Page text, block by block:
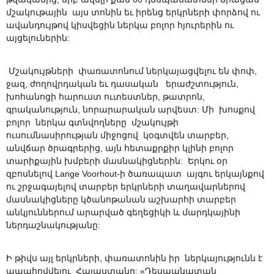
մշակութային այս տոնին եւ իրենց երկրների փորձով ու
ավանդույթով կիսվեցին ներկա բոլոր հյուրերին ու
այցելուներին:
Մշակույթների փառատոնում ներկայացվելու են փոփ,
ջազ, ժողովրդական եւ դասական երաժշտություն,
խոհանոցի հարուստ ուտեստներ, թատրոն,
գրականություն, նորարարական արվեստ: Մի խոսքով
բոլոր ներկա գտնվողները մշակույթի
ուսումնասիրության միջոցով կօգտվեն տարբեր,
անվճար ծրագրերից, այն հետաքրքիր կլինի բոլոր
տարիքային խմբերի մասնակիցներին: Երկու օր
զբոսնելով Lange Voorhout-ի ծառապատ այգու երկայնքով
ու շրջագայելով տարբեր երկրների տաղավարներով
մասնակիցները կծանոթանան աշխարհի տարբեր
անկյուններում արարված գեղեցիկի և մարդկայինի
ներդաշնակությանը:
Ի թիվս այլ երկրների, փառատոնին իր ներկայությունն է
ապահովվելու Հայաստանը: «Դեսպանատան